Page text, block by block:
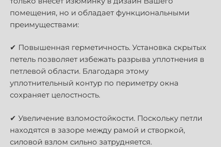
помещения, но и обладает функциональными
преимуществами:
✔ Повышенная герметичность. Установка скрытых
петель позволяет избежать разрыва уплотнения в
петлевой области. Благодаря этому
уплотнительный контур по периметру окна
сохраняет целостность.
✔ Увеличение взломостойкости. Поскольку петли
находятся в зазоре между рамой и створкой,
силовой взлом сильно затрудняется.